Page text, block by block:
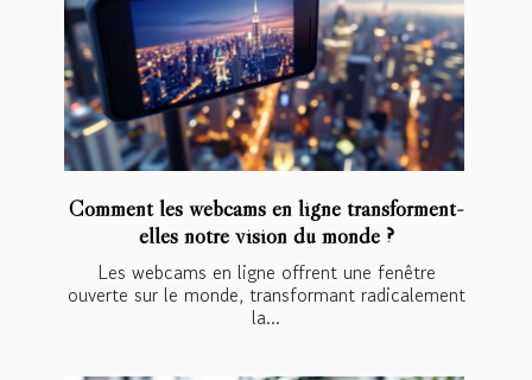
Comment les webcams en ligne transforment-
elles notre vision du monde ?
Les webcams en ligne offrent une fenêtre
ouverte sur le monde, transformant radicalement
la...